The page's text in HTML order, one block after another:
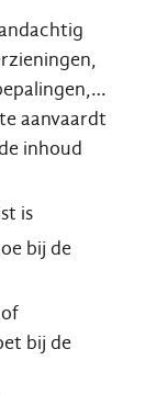
aanvaardt
inhoud
is
bij de
bij de